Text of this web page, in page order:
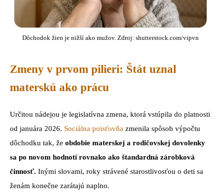
Dôchodok žien je nižší ako mužov. Zdroj: shutterstock.com/vipvn
Zmeny v prvom pilieri: Štát uznal
materskú ako prácu
Určitou nádejou je legislatívna zmena, ktorá vstúpila do platnosti
od januára 2026. Sociálna poisťovňa zmenila spôsob výpočtu
dôchodku tak, že obdobie materskej a rodičovskej dovolenky
sa po novom hodnotí rovnako ako štandardná zárobková
činnosť. Inými slovami, roky strávené starostlivosťou o deti sa
ženám konečne zarátajú naplno.